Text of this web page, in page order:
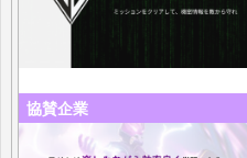
協賛企業